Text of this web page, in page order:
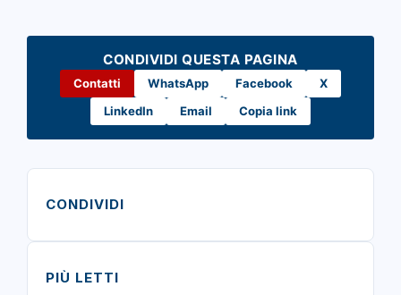
CONDIVIDI QUESTA PAGINA
Contatti WhatsApp Facebook
X
LinkedIn
Email Copia link
CONDIVIDI
PIÙ LETTI